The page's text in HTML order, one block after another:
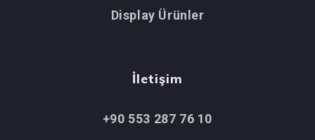
Display Ürünler
İletişim
+90 553 287 76 10